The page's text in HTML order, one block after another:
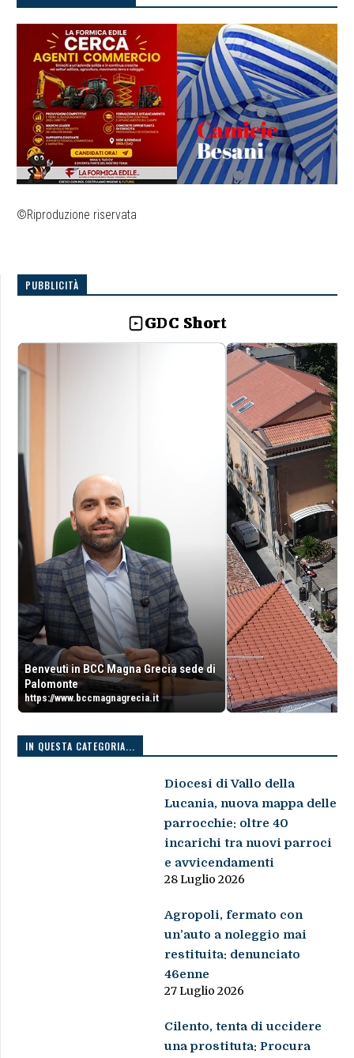
©Riproduzione riservata
PUBBLICITÀ
GDC Short
Benveuti in BCC Magna Grecia sede di
Palomonte
https://www.bccmagnagrecia.it
IN QUESTA CATEGORIA...
Diocesi di Vallo della
Lucania, nuova mappa delle
parrocchie: oltre 40
incarichi tra nuovi parroci
e avvicendamenti
28 Luglio 2026
Agropoli, fermato con
un’auto a noleggio mai
restituita: denunciato
46enne
27 Luglio 2026
Cilento, tenta di uccidere
una prostituta: Procura